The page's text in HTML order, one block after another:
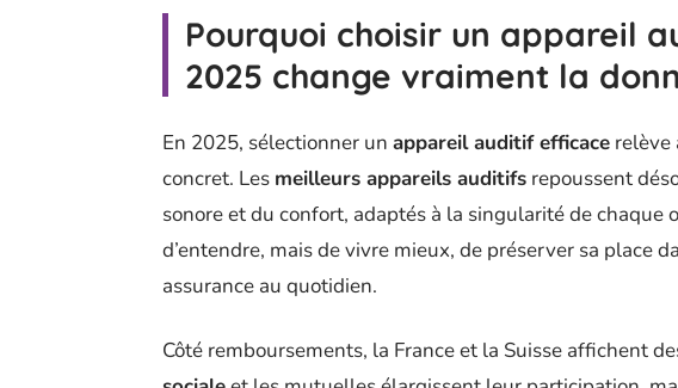
Pourquoi choisir un appareil
2025 change vraiment la
En 2025, sélectionner un appareil auditif efficace relève
concret. Les meilleurs appareils auditifs repoussent
sonore et du confort, adaptés à la singularité de chaque
d’entendre, mais de vivre mieux, de préserver sa place
assurance au quotidien.
Côté remboursements, la France et la Suisse affichent